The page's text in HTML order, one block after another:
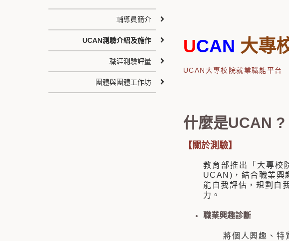
UCAN 大專
UCAN大專校院就業職能平台
什麼是UCAN ?
【關於測驗】
教育部推出「大專
UCAN)，結合職業興
能自我評估，規劃自
力。
職業興趣診斷
將個人興趣、特
輔導員簡介
UCAN測驗介紹及施作
職涯測驗評量
團體與團體工作坊